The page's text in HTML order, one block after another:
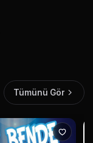
Tümünü Gör